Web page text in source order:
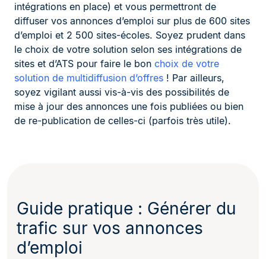
intégrations en place) et vous permettront de
diffuser vos annonces d’emploi sur plus de 600 sites
d’emploi et 2 500 sites-écoles. Soyez prudent dans
le choix de votre solution selon ses intégrations de
sites et d’ATS pour faire le bon choix de votre
solution de multidiffusion d’offres ! Par ailleurs,
soyez vigilant aussi vis-à-vis des possibilités de
mise à jour des annonces une fois publiées ou bien
de re-publication de celles-ci (parfois très utile).
Guide pratique : Générer du
trafic sur vos annonces
d’emploi